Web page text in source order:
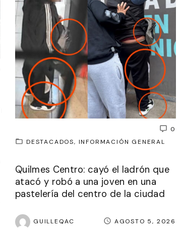
0
DESTACADOS
INFORMACIÓN GENERAL
Quilmes Centro: cayó el ladrón que
atacó y robó a una joven en una
pastelería del centro de la ciudad
GUILLEQAC AGOSTO 5, 2026